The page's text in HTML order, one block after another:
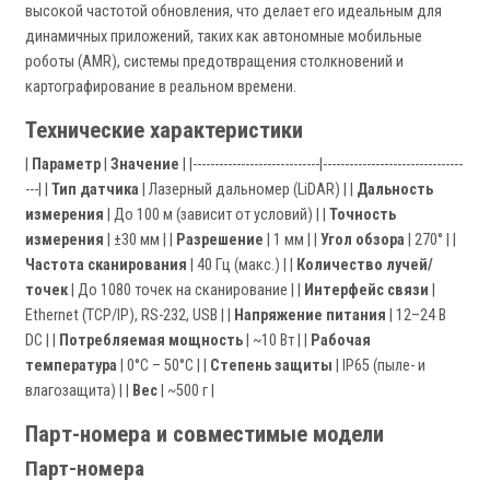
высокой частотой обновления, что делает его идеальным для
динамичных приложений, таких как автономные мобильные
роботы (AMR), системы предотвращения столкновений и
картографирование в реальном времени.
Технические характеристики
Параметр Значение | |-----------------------------|--------------------------------
---| | Тип датчика | Лазерный дальномер (LiDAR) | | Дальность
измерения | До 100 м (зависит от условий) | | Точность
измерения | ±30 мм | | Разрешение | 1 мм | | Угол обзора | 270° | |
Частота сканирования | 40 Гц (макс.) | |
Количество лучей/
точек | До 1080 точек на сканирование | | Интерфейс связи
Ethernet (TCP/IP), RS-232, USB | |
Напряжение питания | 12–24 В
DC | |
Потребляемая мощность | ~10 Вт | |
Рабочая
температура | 0°C – 50°C | | Степень защиты | IP65 (пыле- и
влагозащита) | |
Вес | ~500 г |
Парт-номера и совместимые модели
Парт-номера